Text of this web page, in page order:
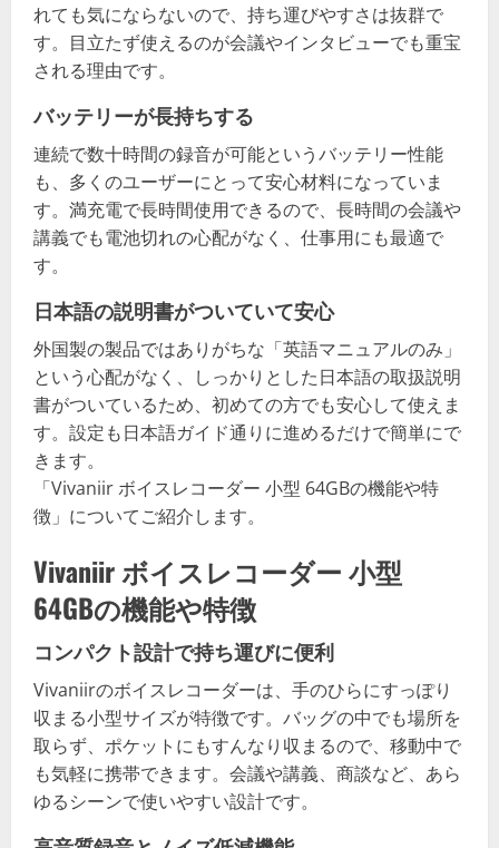
れても気にならないので、持ち運びやすさは抜群で
す。目立たず使えるのが会議やインタビューでも重宝
される理由です。
バッテリーが長持ちする
連続で数十時間の録音が可能というバッテリー性能
も、多くのユーザーにとって安心材料になっていま
す。満充電で長時間使用できるので、長時間の会議や
講義でも電池切れの心配がなく、仕事用にも最適で
す。
日本語の説明書がついていて安心
外国製の製品ではありがちな「英語マニュアルのみ」
という心配がなく、しっかりとした日本語の取扱説明
書がついているため、初めての方でも安心して使えま
す。設定も日本語ガイド通りに進めるだけで簡単にで
きます。
「Vivaniir ボイスレコーダー 小型 64GBの機能や特
徴」についてご紹介します。
Vivaniir ボイスレコーダー 小型
64GBの機能や特徴
コンパクト設計で持ち運びに便利
Vivaniirのボイスレコーダーは、手のひらにすっぽり
収まる小型サイズが特徴です。バッグの中でも場所を
取らず、ポケットにもすんなり収まるので、移動中で
も気軽に携帯できます。会議や講義、商談など、あら
ゆるシーンで使いやすい設計です。